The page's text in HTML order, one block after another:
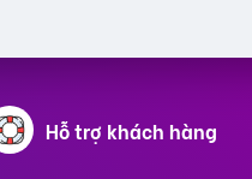
Hỗ trợ khách hàng